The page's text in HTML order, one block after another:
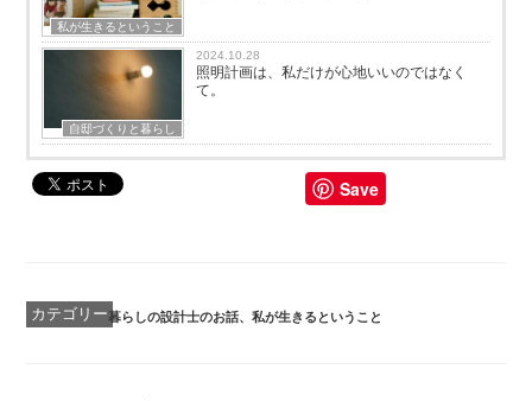
私が生きるということ
自邸づくりと暮らし
2024.10.28
照明計画は、私だけが心地いいのではなく
て。
Save
カ
暮らしの設計士のお話、 私が生きるということ